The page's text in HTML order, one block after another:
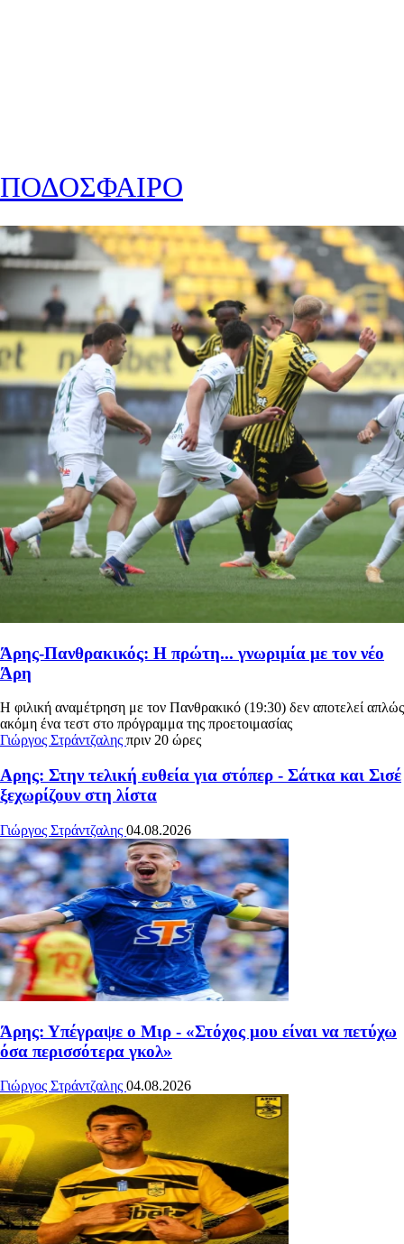
ΠΟΔΟΣΦΑΙΡΟ
Άρης-Πανθρακικός: Η πρώτη... γνωριμία με τον νέο
Άρη
Η φιλική αναμέτρηση με τον Πανθρακικό (19:30) δεν αποτελεί απλώς
ακόμη ένα τεστ στο πρόγραμμα της προετοιμασίας
Γιώργος Στράντζαλης πριν 20 ώρες
Αρης: Στην τελική ευθεία για στόπερ - Σάτκα και Σισέ
ξεχωρίζουν στη λίστα
Γιώργος Στράντζαλης 04.08.2026
Άρης: Υπέγραψε ο Μιρ - «Στόχος μου είναι να πετύχω
όσα περισσότερα γκολ»
Γιώργος Στράντζαλης 04.08.2026